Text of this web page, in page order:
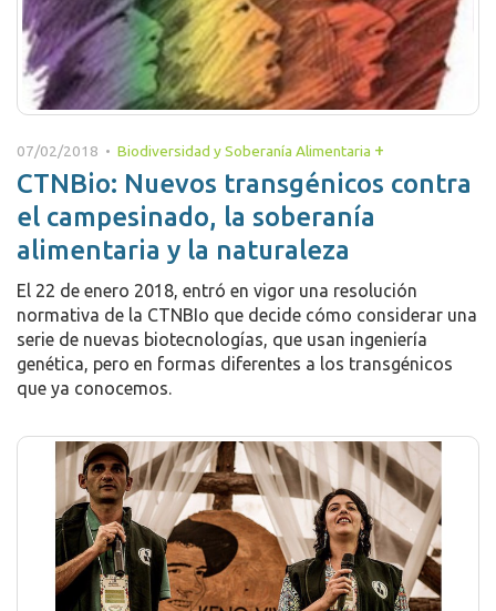
07/02/2018 • Biodiversidad y Soberanía Alimentaria +
CTNBio: Nuevos transgénicos contra
el campesinado, la soberanía
alimentaria y la naturaleza
El 22 de enero 2018, entró en vigor una resolución
normativa de la CTNBIo que decide cómo considerar una
serie de nuevas biotecnologías, que usan ingeniería
genética, pero en formas diferentes a los transgénicos
que ya conocemos.